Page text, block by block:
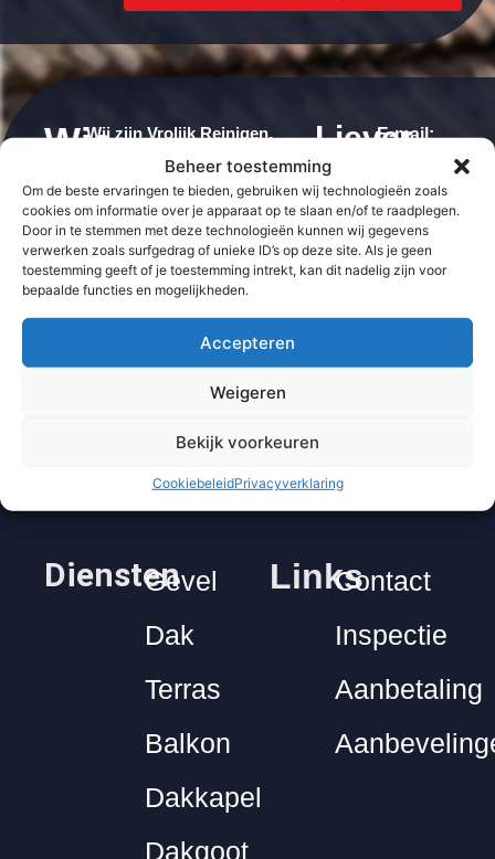
Beheer toestemming
Om de beste ervaringen te bieden, gebruiken wij technologieën zoals
cookies om informatie over je apparaat op te slaan en/of te raadplegen.
Door in te stemmen met deze technologieën kunnen wij gegevens
verwerken zoals surfgedrag of unieke ID’s op deze site. Als je geen
toestemming geeft of je toestemming intrekt, kan dit nadelig zijn voor
bepaalde functies en mogelijkheden.
Accepteren
Weigeren
Bekijk voorkeuren
CookiebeleidPrivacyverklaring
Wie
zijn
wij?
Wij zijn Vrolijk Reinigen,
specialisten in het reinigen
van buitenoppervlakken. We
denken met je mee, geven
eerlijk advies en leveren altijd
werk waar we trots op zijn.
Onze klanten waarderen ons
om onze duidelijke
communicatie, nette
afwerking en het nakomen
Liever
direct
contact?
E-mail:
Telefoon:
+31 6
24448507
DienstenGevel
Dak
Terras
Balkon
Dakkapel
Dakgoot
LinksContact
Inspectie
Aanbetaling